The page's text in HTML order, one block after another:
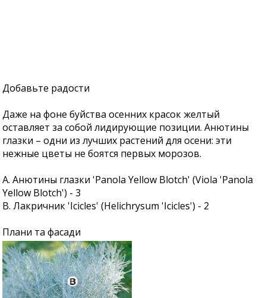
Добавьте радости
Даже на фоне буйства осенних красок желтый
оставляет за собой лидирующие позиции. Анютины
глазки – одни из лучших растений для осени: эти
нежные цветы не боятся первых морозов.
A. Анютины глазки 'Panola Yellow Blotch' (Viola 'Panola
Yellow Blotch') - 3
B. Лакричник 'Icicles' (Helichrysum 'Icicles') - 2
Плани та фасади